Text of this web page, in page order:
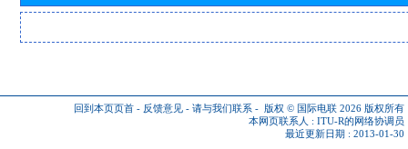
回到本页页首 - 反馈意见 - 请与我们联系 - 版权 © 国际电联 2026 版权所有
本网页联系人 : ITU-R的网络协调员
最近更新日期 : 2013-01-30